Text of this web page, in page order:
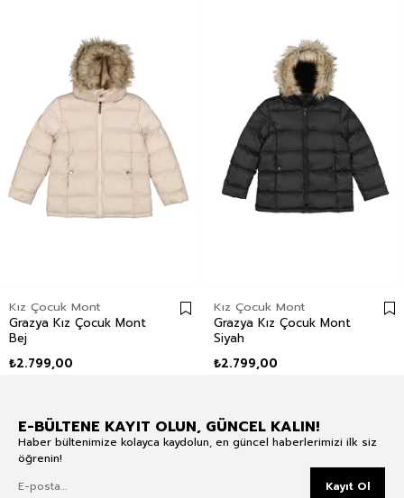
Kız Çocuk Mont
Grazya Kız Çocuk Mont
Bej
₺2.799,00
Kız Çocuk Mont
Grazya Kız Çocuk Mont
Siyah
₺2.799,00
E-BÜLTENE KAYIT OLUN, GÜNCEL KALIN!
Haber bültenimize kolayca kaydolun, en güncel haberlerimizi ilk siz
öğrenin!
Kayıt Ol